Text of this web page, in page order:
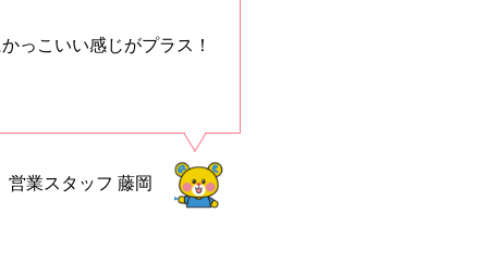
っこいい感じがプラス！
営業スタッフ 藤岡